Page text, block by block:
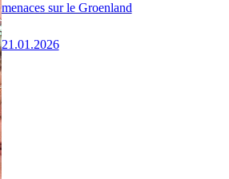
menaces sur le Groenland
21.01.2026